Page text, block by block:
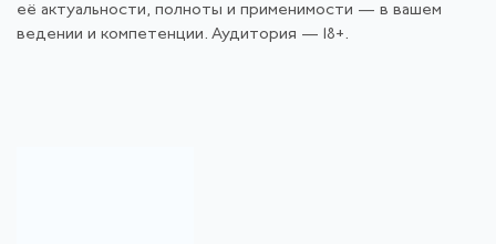
её актуальности, полноты и применимости — в вашем
ведении и компетенции. Аудитория — 18+.